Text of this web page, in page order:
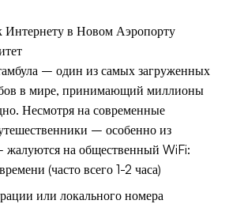
в Новом Аэропорту
– один из самых загруженных
в мире, принимающий миллионы
Несмотря на современные
– особенно из
на общественный WiFi:
(часто всего 1-2 часа)
или локального номера